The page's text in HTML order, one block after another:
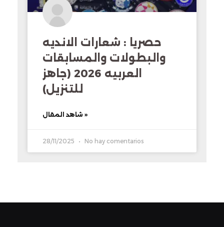
حصريا : شعارات الانديه
والبطولات والمسابقات
العربيه 2026 (جاهز
للتنزيل)
شاهد المقال »
28/11/2025 No hay comentarios